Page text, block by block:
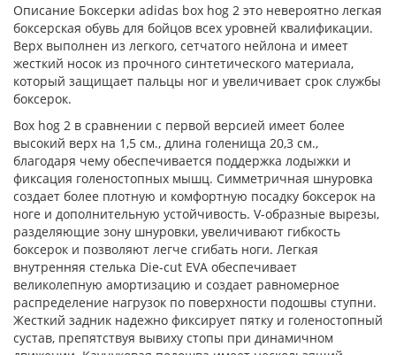
Описание Боксерки adidas box hog 2 это невероятно легкая
боксерская обувь для бойцов всех уровней квалификации.
Верх выполнен из легкого, сетчатого нейлона и имеет
жесткий носок из прочного синтетического материала,
который защищает пальцы ног и увеличивает срок службы
боксерок.
Box hog 2 в сравнении с первой версией имеет более
высокий верх на 1,5 см., длина голенища 20,3 см.,
благодаря чему обеспечивается поддержка лодыжки и
фиксация голеностопных мышц. Симметричная шнуровка
создает более плотную и комфортную посадку боксерок на
ноге и дополнительную устойчивость. V-образные вырезы,
разделяющие зону шнуровки, увеличивают гибкость
боксерок и позволяют легче сгибать ноги. Легкая
внутренняя стелька Die-cut EVA обеспечивает
великолепную амортизацию и создает равномерное
распределение нагрузок по поверхности подошвы ступни.
Жесткий задник надежно фиксирует пятку и голеностопный
сустав, препятствуя вывиху стопы при динамичном